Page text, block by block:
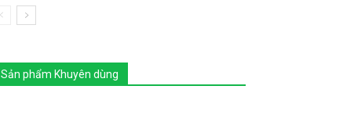
Sản phẩm Khuyên dùng